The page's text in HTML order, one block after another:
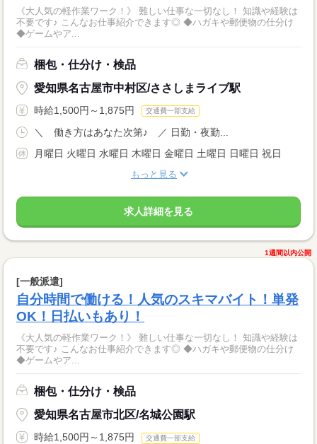
《大人気の軽作業ワーク！》 難しい仕事な一切なし！ 知識や経験は
不要です♪ こんなお仕事紹介できます◎ ◆ハガキや郵便物の仕分け
◆ゲームやア...
梱包・仕分け・検品
愛知県名古屋市中村区/ささしまライブ駅
時給1,500円～1,875円 交通費一部支給
＼ 働き方はあなた次第♪ ／ 日勤・夜勤...
月曜日 火曜日 水曜日 木曜日 金曜日 土曜日 日曜日 祝日
もっと見る
求人詳細を見る
1週間以内公開
[一般派遣]
自分時間で働ける！人気のスキマバイト！単発
OK！日払いもあり！
《大人気の軽作業ワーク！》 難しい仕事な一切なし！ 知識や経験は
不要です♪ こんなお仕事紹介できます◎ ◆ハガキや郵便物の仕分け
◆ゲームやア...
梱包・仕分け・検品
愛知県名古屋市北区/名城公園駅
時給1,500円～1,875円 交通費一部支給